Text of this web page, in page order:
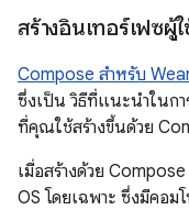
สร้างอินเทอร์เฟซผู้
Compose สำหรับ
ซึ่งเป็น วิธีที่แนะนำในกา
ที่คุณใช้สร้างขึ้นด้วย
เมื่อสร้างด้วย
OS โดยเฉพาะ ซึ่งมีคอ